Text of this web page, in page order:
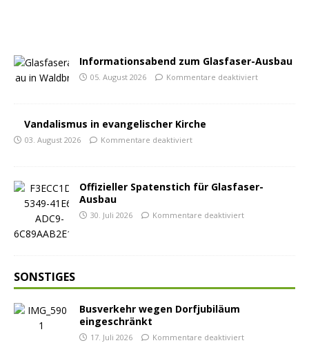
Informationsabend zum Glasfaser-Ausbau
05. August 2026 Kommentare deaktiviert
Vandalismus in evangelischer Kirche
03. August 2026 Kommentare deaktiviert
Offizieller Spatenstich für Glasfaser-
Ausbau
30. Juli 2026 Kommentare deaktiviert
SONSTIGES
Busverkehr wegen Dorfjubiläum
eingeschränkt
17. Juli 2026 Kommentare deaktiviert